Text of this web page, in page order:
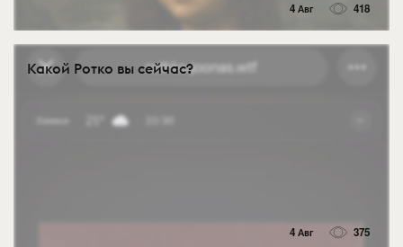
4 Авг 418
Какой Ротко вы сейчас?
4 Авг 375